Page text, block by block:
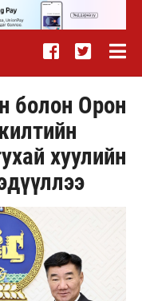
болон Орон
хуулийн